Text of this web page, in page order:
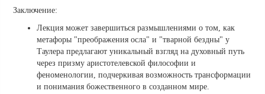
Заключение:
Лекция может завершиться размышлениями о том, как
метафоры "преображения осла" и "тварной бездны" у
Таулера предлагают уникальный взгляд на духовный путь
через призму аристотелевской философии и
феноменологии, подчеркивая возможность трансформации
и понимания божественного в созданном мире.